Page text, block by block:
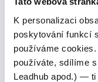
K personalizaci
poskytování funkcí
používáme
používáte, sdílíme s
Leadhub apod.) —
The village
year.Obec ročně
B) an C) — Opět
použijete u slov,